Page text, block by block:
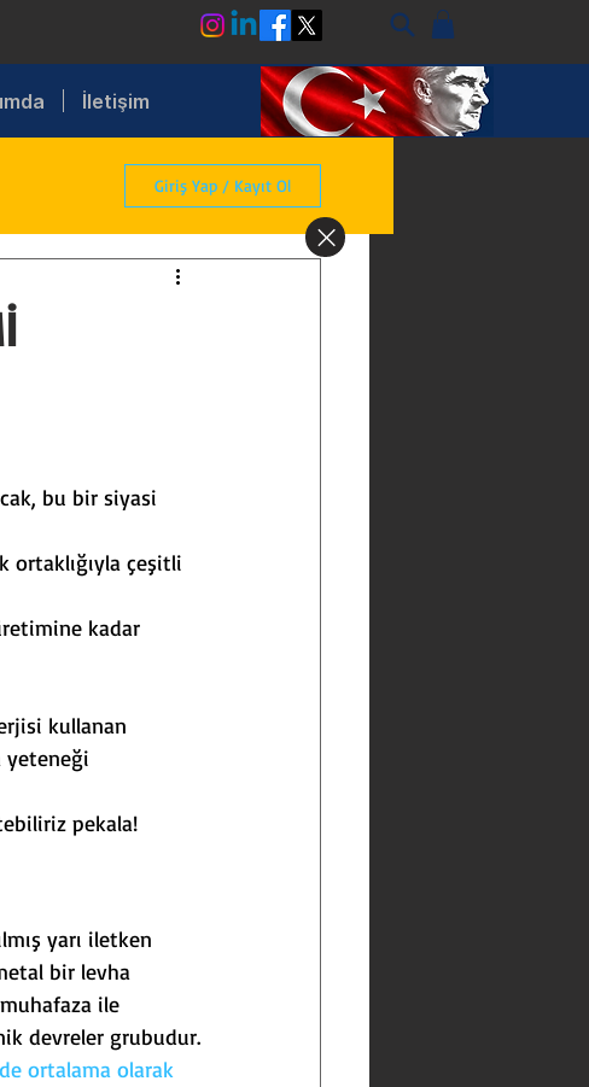
İletişim
Giriş Yap / Kayıt Ol
bu bir siyasi
ortaklığıyla çeşitli
kadar
kullanan
pekala!
yarı iletken
bir levha
ile
devreler grubudur.
ortalama olarak